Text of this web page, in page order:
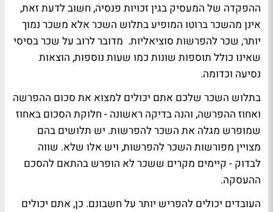
ההפקדה של המעסיק בגין זכויות פנסיה, חשוב לדעת זאת,
אינן מהשכר ברוטו המופיע בתלוש השכר אלא משכר נמוך
יותר, שכר להפרשות סוציאליות. מדובר לרוב על שכר בסיסי
שאינו כולל תוספות שונות כמו שעות נוספות, הוצאות
נסיעה וכדומה.
בתלוש השכר שלכם אתם יכולים למצוא את סכום ההפרשה
ואחוז ההפרשה, והנה בדיקה ראשונה - חלוקת הסכום באחוז
שמופרש מגלה את השכר להפרשות. יש תלושים בהם
מצויין מפורשות השכר להפרשות, ויש אלו שלא. שווה
לבדוק - קיימים מקרים ששכר לא הופרש בהתאם להסכם
ההעסקה.
העובדים יכולים להפריש יותר על חשבונם. כן, אתם יכולים